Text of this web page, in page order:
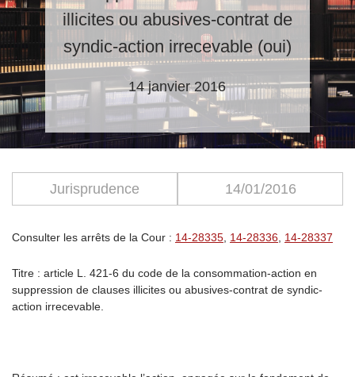
illicites ou abusives-contrat de
syndic-action irrecevable (oui)
14 janvier 2016
Jurisprudence 14/01/2016
Consulter les arrêts de la Cour : 14-28335 14-28336 14-28337
Titre : article L. 421-6 du code de la consommation-action en
suppression de clauses illicites ou abusives-contrat de syndic-
action irrecevable.